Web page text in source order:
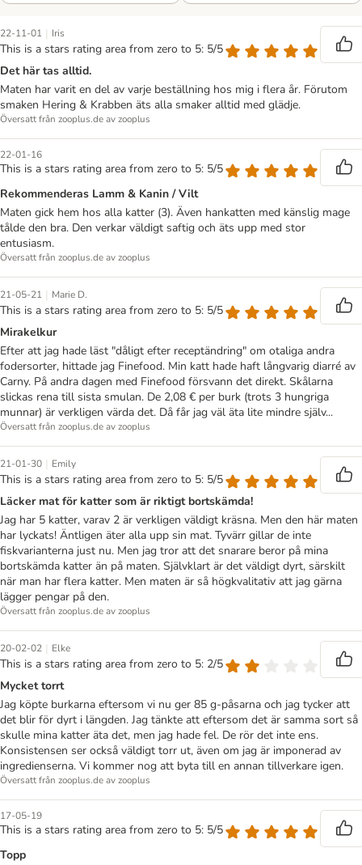
22-11-01 | Iris
This is a stars rating area from zero to 5: 5/5
Det här tas alltid.
Maten har varit en del av varje beställning hos mig i flera år. Förutom
smaken Hering & Krabben äts alla smaker alltid med glädje.
Översatt från zooplus.de av zooplus
22-01-16
This is a stars rating area from zero to 5: 5/5
Rekommenderas Lamm & Kanin / Vilt
Maten gick hem hos alla katter (3). Även hankatten med känslig mage
tålde den bra. Den verkar väldigt saftig och äts upp med stor
entusiasm.
Översatt från zooplus.de av zooplus
21-05-21 | Marie D.
This is a stars rating area from zero to 5: 5/5
Mirakelkur
Efter att jag hade läst "dåligt efter receptändring" om otaliga andra
fodersorter, hittade jag Finefood. Min katt hade haft långvarig diarré av
Carny. På andra dagen med Finefood försvann det direkt. Skålarna
slickas rena till sista smulan. De 2,08 € per burk (trots 3 hungriga
munnar) är verkligen värda det. Då får jag väl äta lite mindre själv...
Översatt från zooplus.de av zooplus
21-01-30 | Emily
This is a stars rating area from zero to 5: 5/5
Läcker mat för katter som är riktigt bortskämda!
Jag har 5 katter, varav 2 är verkligen väldigt kräsna. Men den här maten
har lyckats! Äntligen äter alla upp sin mat. Tyvärr gillar de inte
fiskvarianterna just nu. Men jag tror att det snarare beror på mina
bortskämda katter än på maten. Självklart är det väldigt dyrt, särskilt
när man har flera katter. Men maten är så högkvalitativ att jag gärna
lägger pengar på den.
Översatt från zooplus.de av zooplus
20-02-02 | Elke
This is a stars rating area from zero to 5: 2/5
Mycket torrt
Jag köpte burkarna eftersom vi nu ger 85 g-påsarna och jag tycker att
det blir för dyrt i längden. Jag tänkte att eftersom det är samma sort så
skulle mina katter äta det, men jag hade fel. De rör det inte ens.
Konsistensen ser också väldigt torr ut, även om jag är imponerad av
ingredienserna. Vi kommer nog att byta till en annan tillverkare igen.
Översatt från zooplus.de av zooplus
17-05-19
This is a stars rating area from zero to 5: 5/5
Topp